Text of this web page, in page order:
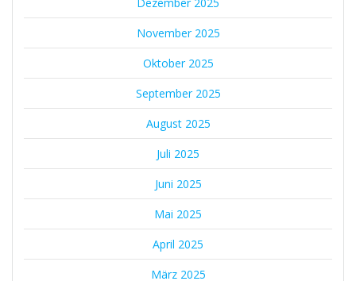
November 2025
Oktober 2025
September 2025
August 2025
Juli 2025
Juni 2025
Mai 2025
April 2025
März 2025